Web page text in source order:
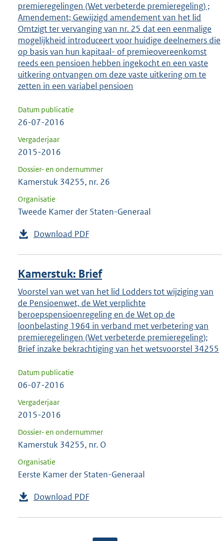
premieregelingen (Wet verbeterde premieregeling) ;
Amendement; Gewijzigd amendement van het lid
Omtzigt ter vervanging van nr. 25 dat een eenmalige
mogelijkheid introduceert voor huidige deelnemers die
op basis van hun kapitaal- of premieovereenkomst
reeds een pensioen hebben ingekocht en een vaste
uitkering ontvangen om deze vaste uitkering om te
zetten in een variabel pensioen
Datum publicatie
26-07-2016
Vergaderjaar
2015-2016
Dossier- en ondernummer
Kamerstuk 34255, nr. 26
Organisatie
Tweede Kamer der Staten-Generaal
Download PDF
Kamerstuk: Brief
Voorstel van wet van het lid Lodders tot wijziging van
de Pensioenwet, de Wet verplichte
beroepspensioenregeling en de Wet op de
loonbelasting 1964 in verband met verbetering van
premieregelingen (Wet verbeterde premieregeling);
Brief inzake bekrachtiging van het wetsvoorstel 34255
Datum publicatie
06-07-2016
Vergaderjaar
2015-2016
Dossier- en ondernummer
Kamerstuk 34255, nr. O
Organisatie
Eerste Kamer der Staten-Generaal
Download PDF